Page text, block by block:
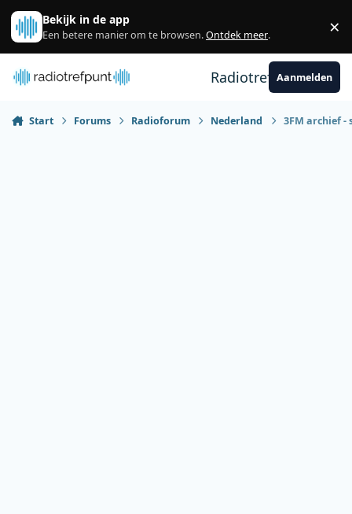
Spring naar bijdragen
Bekijk in de app
Een betere manier om te browsen.Ontdek meer. ×
RadiotrefpuntAanmelden
Start Forums Radioforum Nederland 3FM archief -